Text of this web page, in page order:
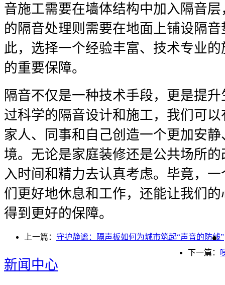
音施工需要在墙体结构中加入隔音
的隔音处理则需要在地面上铺设隔
此，选择一个经验丰富、技术专业
的重要保障。
隔音不仅是一种技术手段，更是提
过科学的隔音设计和施工，我们可
家人、同事和自己创造一个更加安
境。无论是家庭装修还是公共场所
入时间和精力去认真考虑。毕竟，
们更好地休息和工作，还能让我们
得到更好的保障。
上一篇： 守护静谧：隔声板如何为城市筑起“声音的防线”
下一篇：
新闻中心